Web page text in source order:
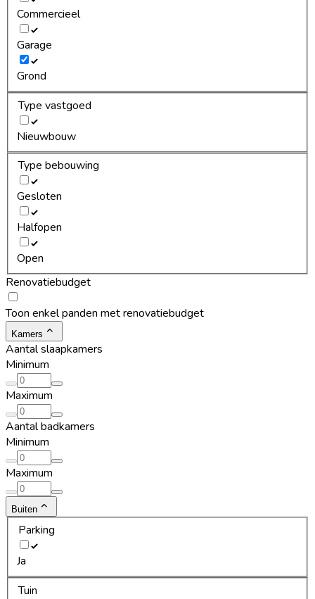
Commercieel
Garage
Grond
Type vastgoed
Nieuwbouw
Type bebouwing
Gesloten
Halfopen
Open
Renovatiebudget
Toon enkel panden met renovatiebudget
Kamers
Aantal slaapkamers
Minimum
Maximum
Aantal badkamers
Minimum
Maximum
Buiten
Parking
Ja
Tuin